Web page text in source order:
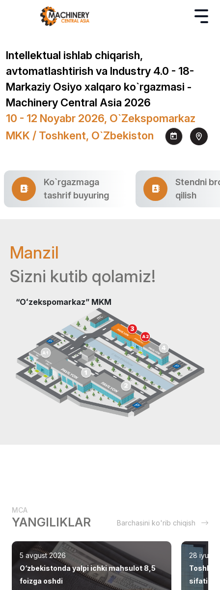
Intellektual ishlab chiqarish,
avtomatlashtirish va Industry 4.0 - 18-
Markaziy Osiyo xalqaro ko`rgazmasi -
Machinery Central Asia 2026
10 - 12 Noyabr 2026, O`zekspomarkaz
MKK / Toshkent, O`zbekiston
Ko`rgazmaga
tashrif buyuring
Stendni
qilish
Manzil
Sizni kutib qolamiz!
“Oʻzekspomarkaz” MKM
MCA
YANGILIKLAR Barchasini ko'rib chiqish
5 avgust 2026
O‘zbekistonda yalpi ichki mahsulot 8,5
foizga oshdi
28 iyul